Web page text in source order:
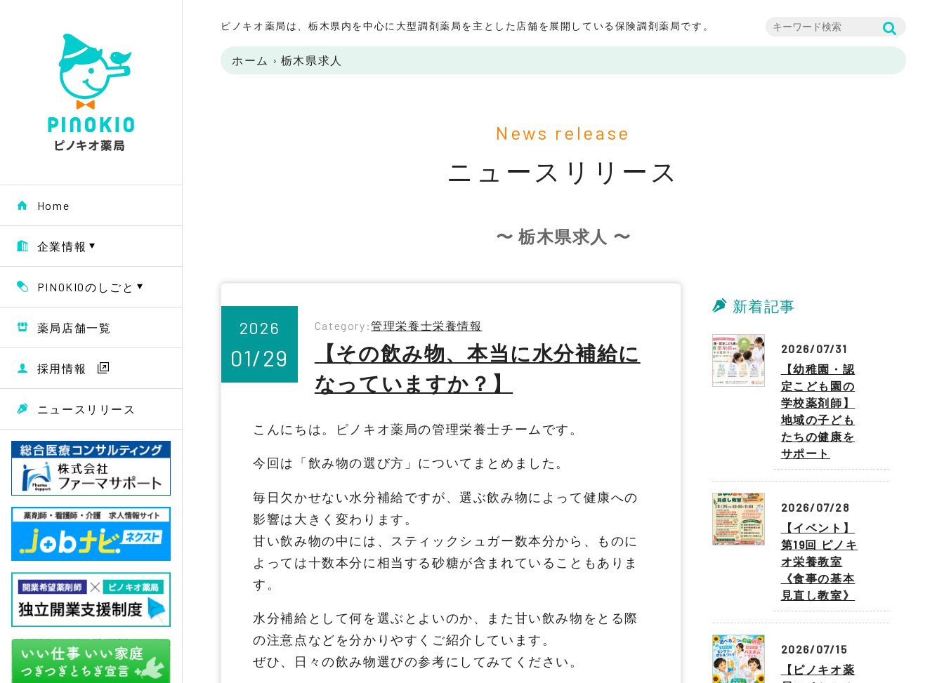
Home
企業情報
PINOKIOのしごと
薬局店舗一覧
採用情報
ニュースリリース
ピノキオ薬局は、栃木県内を中心に大型調剤薬局を主とした店舗を展開している保険調剤薬局です。
ホーム › 栃木県求人
News release
ニュースリリース
〜 栃木県求人 〜
2026
01/29
Category:管理栄養士栄養情報
【その飲み物、本当に水分補給に
なっていますか？】
こんにちは。ピノキオ薬局の管理栄養士チームです。
今回は「飲み物の選び方」についてまとめました。
毎日欠かせない水分補給ですが、選ぶ飲み物によって健康への
影響は大きく変わります。
甘い飲み物の中には、スティックシュガー数本分から、ものに
よっては十数本分に相当する砂糖が含まれていることもありま
す。
水分補給として何を選ぶとよいのか、また甘い飲み物をとる際
の注意点などを分かりやすくご紹介しています。
ぜひ、日々の飲み物選びの参考にしてみてください。
新着記事
2026/07/31
【幼稚園・認
定こども園の
学校薬剤師】
地域の子ども
たちの健康を
サポート
2026/07/28
【イベント】
第19回 ピノキ
オ栄養教室
《食事の基本
見直し教室》
2026/07/15
【ピノキオ薬